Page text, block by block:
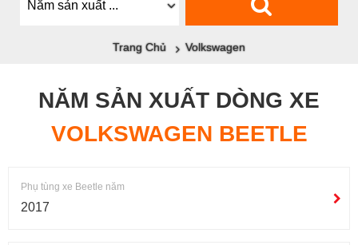
Trang Chủ Volkswagen
NĂM SẢN XUẤT DÒNG XE
VOLKSWAGEN BEETLE
Phụ tùng xe Beetle năm
2017